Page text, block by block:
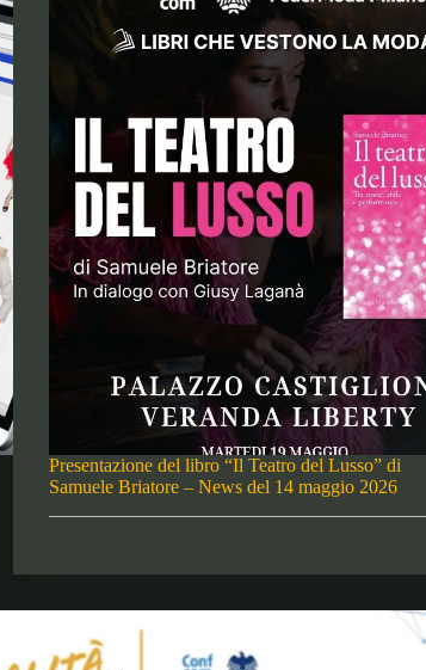
Presentazione del libro “Il Teatro del Lusso” di
Samuele Briatore – News del 14 maggio 2026